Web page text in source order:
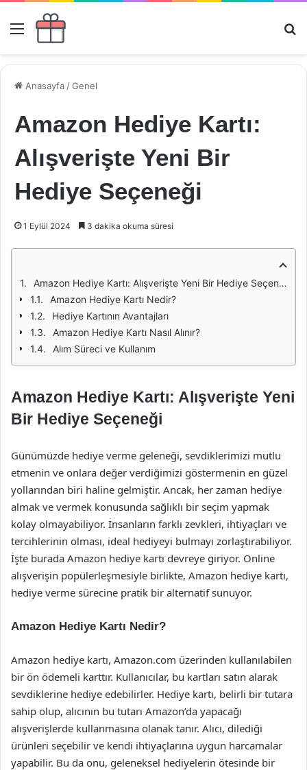
Menü
Anasayfa /Genel
Amazon Hediye Kartı:
Alışverişte Yeni Bir
Hediye Seçeneği
1 Eylül 2024 3 dakika okuma süresi
Amazon Hediye Kartı: Alışverişte Yeni Bir Hediye Seçeneği
Amazon Hediye Kartı Nedir?
Hediye Kartının Avantajları
Amazon Hediye Kartı Nasıl Alınır?
Alım Süreci ve Kullanım
Amazon Hediye Kartı: Alışverişte Yeni
Bir Hediye Seçeneği
Günümüzde hediye verme geleneği, sevdiklerimizi mutlu
etmenin ve onlara değer verdiğimizi göstermenin en güzel
yollarından biri haline gelmiştir. Ancak, her zaman hediye
almak ve vermek konusunda sağlıklı bir seçim yapmak
kolay olmayabiliyor. İnsanların farklı zevkleri, ihtiyaçları ve
tercihlerinin olması, ideal hediyeyi bulmayı zorlaştırabiliyor.
İşte burada Amazon hediye kartı devreye giriyor. Online
alışverişin popülerleşmesiyle birlikte, Amazon hediye kartı,
hediye verme sürecine pratik bir alternatif sunuyor.
Amazon Hediye Kartı Nedir?
Amazon hediye kartı, Amazon.com üzerinden kullanılabilen
bir ön ödemeli karttır. Kullanıcılar, bu kartları satın alarak
sevdiklerine hediye edebilirler. Hediye kartı, belirli bir tutara
sahip olup, alıcının bu tutarı Amazon’da yapacağı
alışverişlerde kullanmasına olanak tanır. Alıcı, dilediği
ürünleri seçebilir ve kendi ihtiyaçlarına uygun harcamalar
yapabilir. Bu da onu, geleneksel hediyelerin ötesinde bir